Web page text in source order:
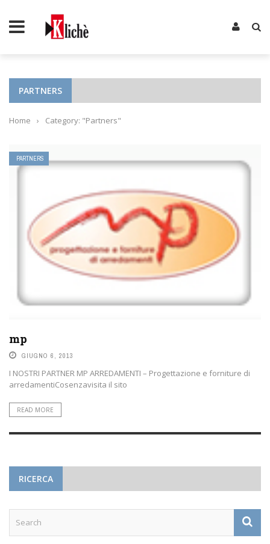
PARTNERS
Home › Category: "Partners"
PARTNERS
mp
GIUGNO 6, 2013
I NOSTRI PARTNER MP ARREDAMENTI – Progettazione e forniture di
arredamentiCosenzavisita il sito
READ MORE
RICERCA